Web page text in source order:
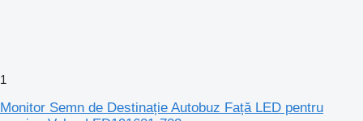
1
Monitor Semn de Destinație Autobuz Față LED pentru